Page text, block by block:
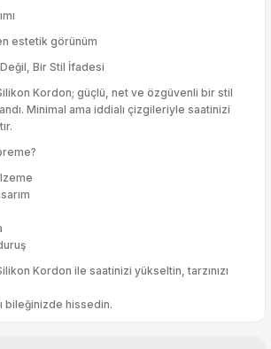
estetik görünüm
Bir Stil İfadesi
Kordon; güçlü, net ve özgüvenli bir stil
Minimal ama iddialı çizgileriyle saatinizi
Kordon ile saatinizi yükseltin, tarzınızı
bileğinizde hissedin.